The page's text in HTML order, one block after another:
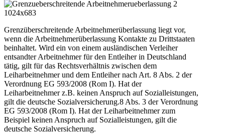
Grenzüberschreitende Arbeitnehmerüberlassung liegt vor,
wenn die Arbeitnehmerüberlassung Kontakte zu Drittstaaten
beinhaltet. Wird ein von einem ausländischen Verleiher
entsandter Arbeitnehmer für den Entleiher in Deutschland
tätig, gilt für das Rechtsverhältnis zwischen dem
Leiharbeitnehmer und dem Entleiher nach Art. 8 Abs. 2 der
Verordnung EG 593/2008 (Rom I). Hat der
Leiharbeitnehmer z.B. keinen Anspruch auf Sozialleistungen,
gilt die deutsche Sozialversicherung.8 Abs. 3 der Verordnung
EG 593/2008 (Rom I). Hat der Leiharbeitnehmer zum
Beispiel keinen Anspruch auf Sozialleistungen, gilt die
deutsche Sozialversicherung.